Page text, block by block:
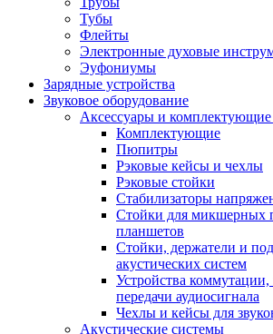
Тубы
Флейты
Электронные духовые
Эуфониумы
Зарядные устройства
Звуковое оборудование
Аксессуары и комплектующие
Комплектующие
Пюпитры
Рэковые кейсы и чехлы
Рэковые стойки
Стабилизаторы
Стойки для микшерных
планшетов
Стойки, держатели и
акустических систем
Устройства
передачи аудиосигнала
Чехлы и кейсы для
Акустические системы